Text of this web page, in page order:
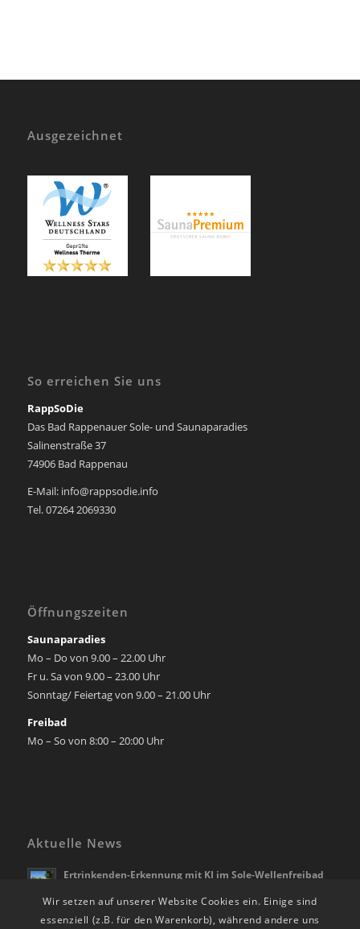
Ausgezeichnet
So erreichen Sie uns
RappSoDie
Das Bad Rappenauer Sole- und Saunaparadies
Salinenstraße 37
74906 Bad Rappenau
E-Mail: info@rappsodie.info
Tel. 07264 2069330
Öffnungszeiten
Saunaparadies
Mo – Do von 9.00 – 22.00 Uhr
Fr u. Sa von 9.00 – 23.00 Uhr
Sonntag/ Feiertag von 9.00 – 21.00 Uhr
Freibad
Mo – So von 8:00 – 20:00 Uhr
Aktuelle News
Ertrinkenden-Erkennung mit KI im Sole-Wellenfreibad
21. April 2026 - 10:28
Wir setzen auf unserer Website Cookies ein. Einige sind
essenziell (z.B. für den Warenkorb), während andere uns